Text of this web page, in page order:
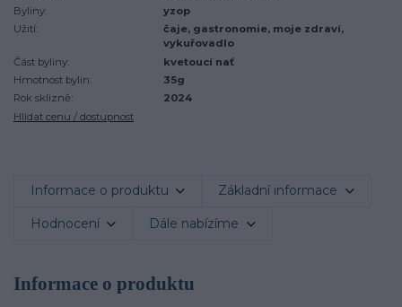
Byliny:
yzop
Užití:
čaje, gastronomie, moje zdraví,
vykuřovadlo
Část byliny:
kvetoucí nať
Hmotnost bylin:
35g
Rok sklizně:
2024
Hlídat cenu / dostupnost
Informace o produktu Základní informace
Hodnocení Dále nabízíme
Informace o produktu